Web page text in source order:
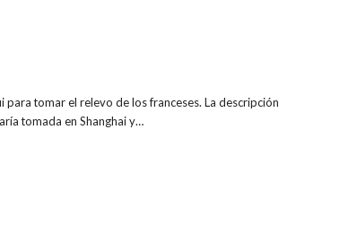
tomar el relevo de los franceses. La descripción
tomada en Shanghai y…